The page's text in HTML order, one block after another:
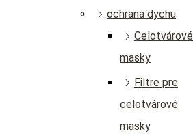
ochrana dychu
Celotvárové
masky
Filtre pre
celotvárové
masky